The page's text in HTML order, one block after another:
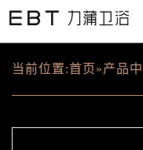
当前位置:首页»产品